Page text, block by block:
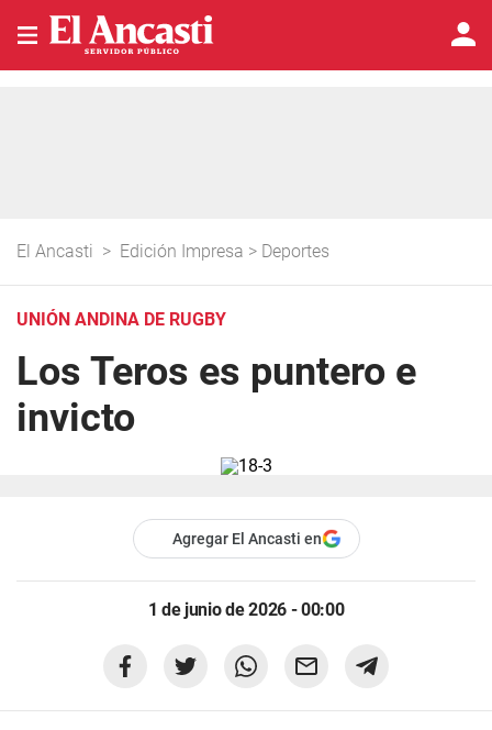
El Ancasti > Edición Impresa > Deportes
UNIÓN ANDINA DE RUGBY
Los Teros es puntero e
invicto
Agregar El Ancasti en
1 de junio de 2026 - 00:00